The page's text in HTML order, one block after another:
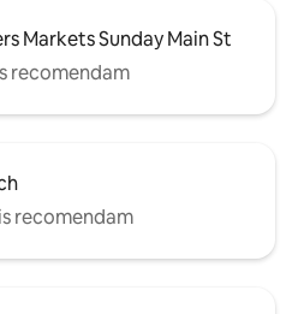
Markets Sunday Main St
recomendam
recomendam